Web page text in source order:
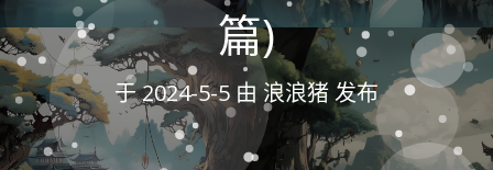
篇)
于2024-5-5 由 浪浪猪 发布